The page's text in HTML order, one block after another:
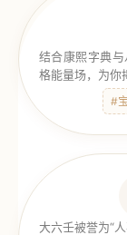
结合康熙字典
格能量场，为你
#
大六壬被誉为“